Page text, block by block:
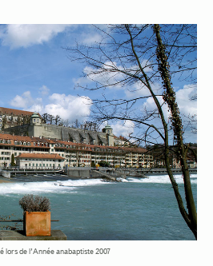
de l’Année anabaptiste 2007